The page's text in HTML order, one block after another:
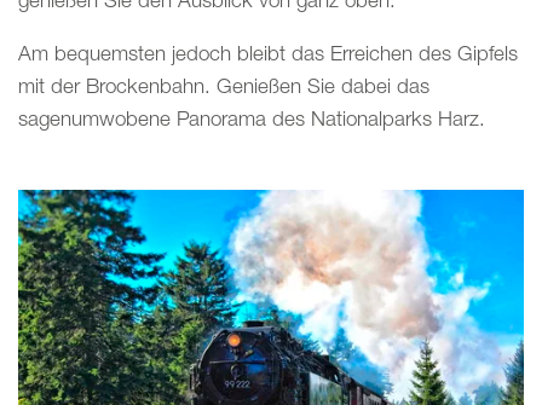
Am bequemsten jedoch bleibt das Erreichen des Gipfels
mit der Brockenbahn. Genießen Sie dabei das
sagenumwobene Panorama des Nationalparks Harz.